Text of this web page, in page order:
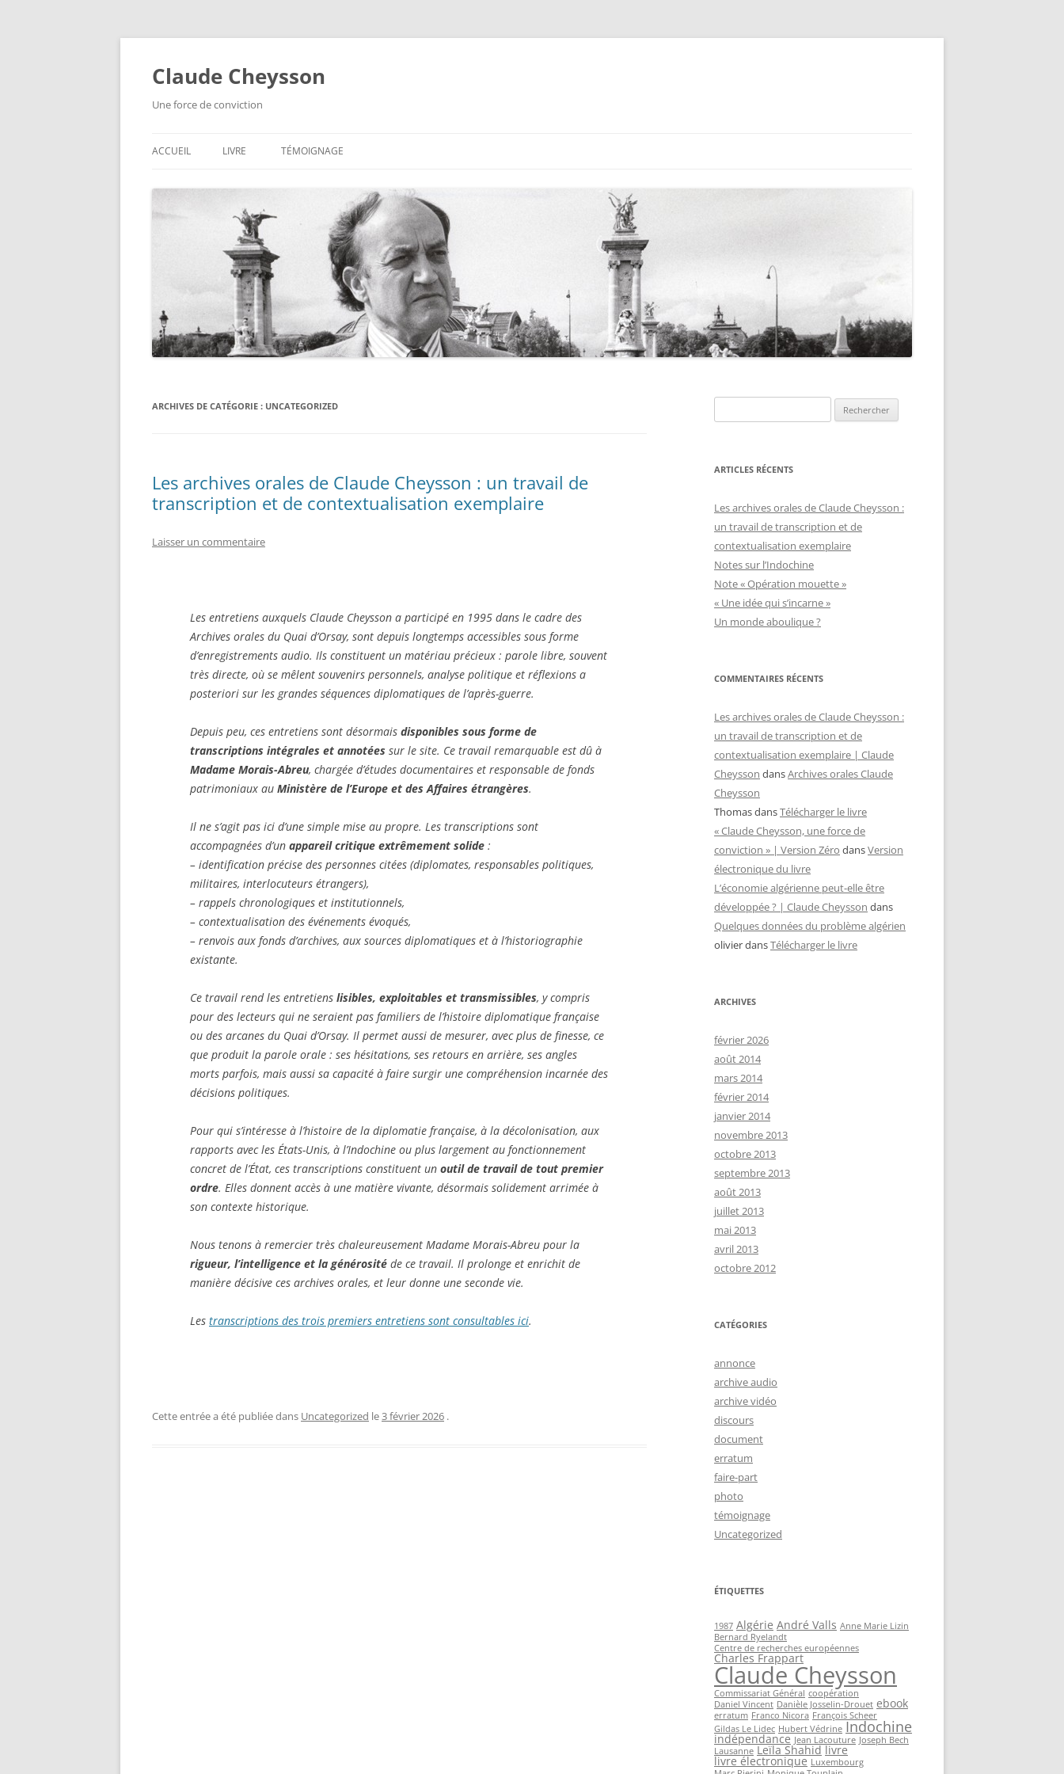
Aller
contenu
Claude Cheysson
Une force de conviction
ACCUEIL LIVRE
COMMANDER LE LIVRE
COMMANDE – STOCK
INSUFFISANT
COMMANDE ANNULÉE
COMMANDE ENREGISTRÉE
EXTRAITS CLAUDE CHEYSSON
UN HOMME DEBOUT
RÉCIT DE GUERRE : D’UNE PRISON
ESPAGNOLE À L’ALLEMAGNE
CONTRIBUTEURS
TÉMOIGNAGE
ARCHIVES DE CATÉGORIE : UNCATEGORIZED
Les archives orales de Claude Cheysson : un travail de
transcription et de contextualisation exemplaire
Laisser un commentaire
Les entretiens auxquels Claude Cheysson a participé en 1995 dans le cadre des
Archives orales du Quai d’Orsay, sont depuis longtemps accessibles sous forme
d’enregistrements audio. Ils constituent un matériau précieux : parole libre, souvent
très directe, où se mêlent souvenirs personnels, analyse politique et réflexions a
posteriori sur les grandes séquences diplomatiques de l’après-guerre.
Depuis peu, ces entretiens sont désormais disponibles sous forme de
transcriptions intégrales et annotées sur le site. Ce travail remarquable est dû à
Madame Morais-Abreu, chargée d’études documentaires et responsable de fonds
patrimoniaux au Ministère de l’Europe et des Affaires étrangères.
Il ne s’agit pas ici d’une simple mise au propre. Les transcriptions sont
accompagnées d’un appareil critique extrêmement solide :
– identification précise des personnes citées (diplomates, responsables politiques,
militaires, interlocuteurs étrangers),
– rappels chronologiques et institutionnels,
– contextualisation des événements évoqués,
– renvois aux fonds d’archives, aux sources diplomatiques et à l’historiographie
existante.
Ce travail rend les entretiens lisibles, exploitables et transmissibles, y compris
pour des lecteurs qui ne seraient pas familiers de l’histoire diplomatique française
ou des arcanes du Quai d’Orsay. Il permet aussi de mesurer, avec plus de finesse, ce
que produit la parole orale : ses hésitations, ses retours en arrière, ses angles
morts parfois, mais aussi sa capacité à faire surgir une compréhension incarnée des
décisions politiques.
Pour qui s’intéresse à l’histoire de la diplomatie française, à la décolonisation, aux
rapports avec les États-Unis, à l’Indochine ou plus largement au fonctionnement
concret de l’État, ces transcriptions constituent un outil de travail de tout premier
ordre. Elles donnent accès à une matière vivante, désormais solidement arrimée à
son contexte historique.
Nous tenons à remercier très chaleureusement Madame Morais-Abreu pour la
rigueur, l’intelligence et la générosité de ce travail. Il prolonge et enrichit de
manière décisive ces archives orales, et leur donne une seconde vie.
Les transcriptions des trois premiers entretiens sont consultables ici.
Cette entrée a été publiée dans Uncategorized le3 février 2026 .
ARTICLES RÉCENTS
Les archives orales de Claude Cheysson :
un travail de transcription et de
contextualisation exemplaire
Notes sur l’Indochine
Note « Opération mouette »
« Une idée qui s’incarne »
Un monde aboulique ?
COMMENTAIRES RÉCENTS
Les archives orales de Claude Cheysson :
un travail de transcription et de
contextualisation exemplaire | Claude
Cheysson dansArchives orales Claude
Cheysson
ThomasdansTélécharger le livre
« Claude Cheysson, une force de
conviction » | Version Zéro dansVersion
électronique du livre
L’économie algérienne peut-elle être
développée ? | Claude Cheysson dans
Quelques données du problème algérien
olivierdansTélécharger le livre
ARCHIVES
février 2026
août 2014
mars 2014
février 2014
janvier 2014
novembre 2013
octobre 2013
septembre 2013
août 2013
juillet 2013
mai 2013
avril 2013
octobre 2012
CATÉGORIES
annonce
archive audio
archive vidéo
discours
document
erratum
faire-part
photo
témoignage
Uncategorized
ÉTIQUETTES
1987 Algérie André Valls Anne Marie Lizin
Bernard Ryelandt
Centre de recherches européennes
Charles Frappart
Claude Cheysson
Commissariat Général coopération
Daniel Vincent Danièle Josselin-Drouet ebook
erratum Franco Nicora François Scheer
Gildas Le Lidec Hubert Védrine Indochine
indépendance Jean Lacouture Joseph Bech
Lausanne Leïla Shahid livre
livre électronique Luxembourg